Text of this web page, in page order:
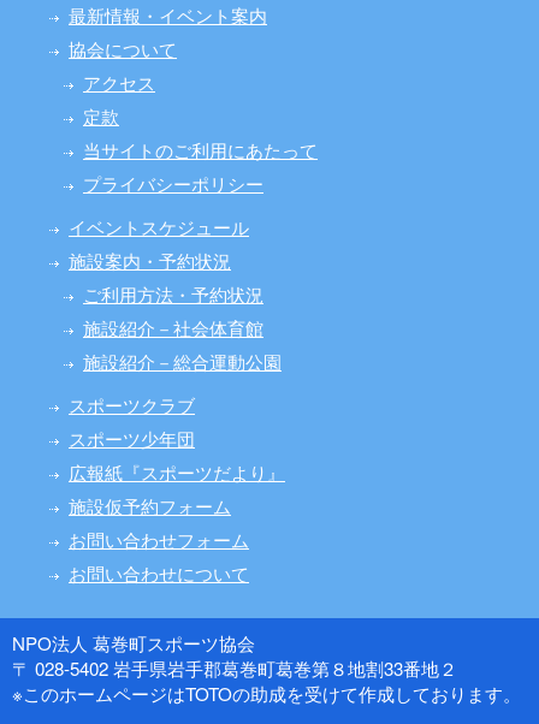
最新情報・イベント案内
協会について
アクセス
定款
当サイトのご利用にあたって
プライバシーポリシー
イベントスケジュール
施設案内・予約状況
ご利用方法・予約状況
施設紹介－社会体育館
施設紹介－総合運動公園
スポーツクラブ
スポーツ少年団
広報紙『スポーツだより』
施設仮予約フォーム
お問い合わせフォーム
お問い合わせについて
NPO法人 葛巻町スポーツ協会
〒 028-5402 岩手県岩手郡葛巻町葛巻第８地割33番地２
※このホームページはTOTOの助成を受けて作成しております。